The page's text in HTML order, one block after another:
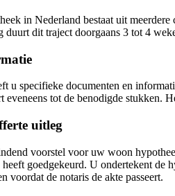
in Nederland bestaat uit
dit traject doorgaans 3 tot 4
u specifieke documenten en
tot de benodigde stukken.
uitleg
voorstel voor uw woon
goedgekeurd. U ondertekent
voordat de notaris de akte passeert.